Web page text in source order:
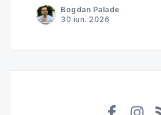
încerca să taxeze în România
impozitate în Norvegia și ce
Bogdan Palade
30 iun. 2026